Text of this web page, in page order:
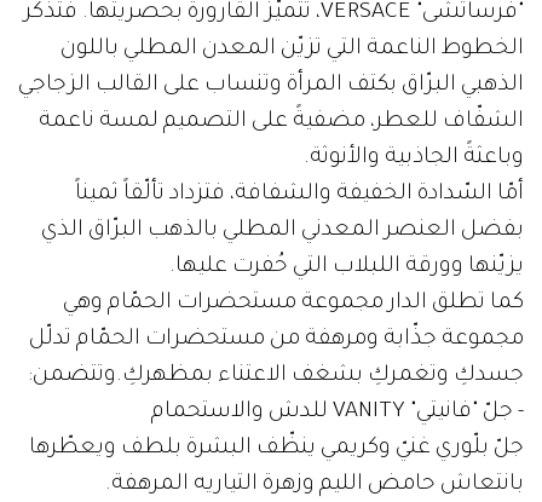
"فرساتشى" VERSACE، تتميّز القارورة بحصريتها. فتذكّر
الخطوط الناعمة التي تزيّن المعدن المطلي باللون
الذهبي البرّاق بكتف المرأة وتنساب على القالب الزجاجي
الشفّاف للعطر، مضفيةً على التصميم لمسة ناعمة
وباعثةً الجاذبية والأنوثة.
أمّا السّدادة الخفيفة والشفافة، فتزداد تألّقاً ثميناً
بفضل العنصر المعدني المطلي بالذهب البرّاق الذي
يزيّنها وورقة اللبلاب التي حُفرت عليها.
كما تطلق الدار مجموعة مستحضرات الحمّام وهي
مجموعة جذّابة ومرهفة من مستحضرات الحمّام تدلّل
جسدكِ وتغمركِ بشغف الاعتناء بمظهركِ.وتتضمن:
- جلّ "فانيتي" VANITY للدش والاستحمام
جلّ بلّوري غنيّ وكريمي ينظّف البشرة بلطف ويعطّرها
بانتعاش حامض الليم وزهرة التياريه المرهفة.